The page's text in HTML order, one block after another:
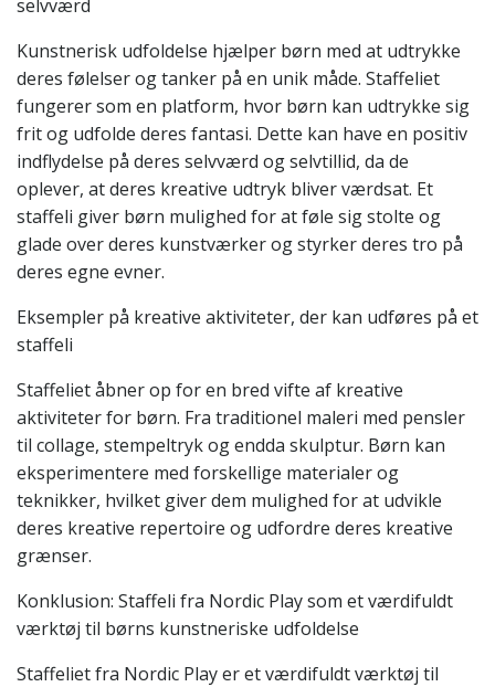
selvværd
Kunstnerisk udfoldelse hjælper børn med at udtrykke
deres følelser og tanker på en unik måde. Staffeliet
fungerer som en platform, hvor børn kan udtrykke sig
frit og udfolde deres fantasi. Dette kan have en positiv
indflydelse på deres selvværd og selvtillid, da de
oplever, at deres kreative udtryk bliver værdsat. Et
staffeli giver børn mulighed for at føle sig stolte og
glade over deres kunstværker og styrker deres tro på
deres egne evner.
Eksempler på kreative aktiviteter, der kan udføres på et
staffeli
Staffeliet åbner op for en bred vifte af kreative
aktiviteter for børn. Fra traditionel maleri med pensler
til collage, stempeltryk og endda skulptur. Børn kan
eksperimentere med forskellige materialer og
teknikker, hvilket giver dem mulighed for at udvikle
deres kreative repertoire og udfordre deres kreative
grænser.
Konklusion: Staffeli fra Nordic Play som et værdifuldt
værktøj til børns kunstneriske udfoldelse
Staffeliet fra Nordic Play er et værdifuldt værktøj til